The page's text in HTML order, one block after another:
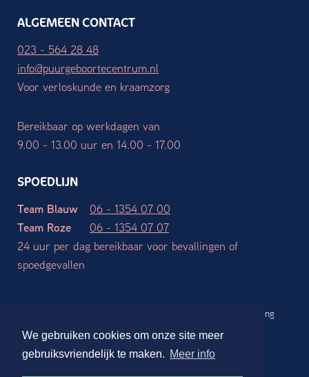
We gebruiken cookies om onze site meer
gebruiksvriendelijk te maken. Meer info
ALGEMEEN CONTACT
023 - 564 28 48
info@puurgeboortecentrum.nl
Voor verloskunde en kraamzorg
Bereikbaar op werkdagen van
9.00 - 13.00 uur en 14.00 - 17.00
SPOEDLIJN
Team Blauw
06 - 1354 07 00
Team Roze
06 - 1354 07 07
24 uur per dag bereikbaar voor bevallingen of
spoedgevallen
Privacy verklaring
Disclaimer
Website ontwerp en realisatie:Stdesign Branding Studio